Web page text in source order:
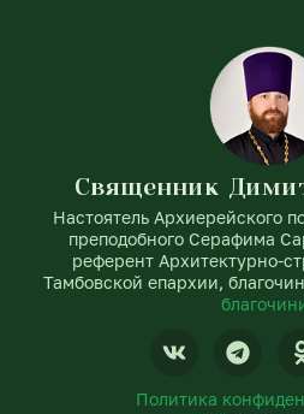
Священник
Настоятель Архиерейского
преподобного Серафима
референт Архитектурно-
Тамбовской епархии,
V
k
T
e
Политика